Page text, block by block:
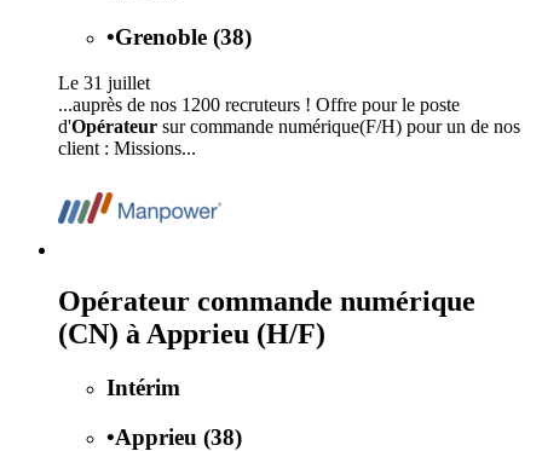
•Grenoble (38)
Le 31 juillet
...auprès de nos 1200 recruteurs ! Offre pour le poste
d'Opérateur sur commande numérique(F/H) pour un de nos
client : Missions...
Opérateur commande numérique
(CN) à Apprieu (H/F)
Intérim
•Apprieu (38)